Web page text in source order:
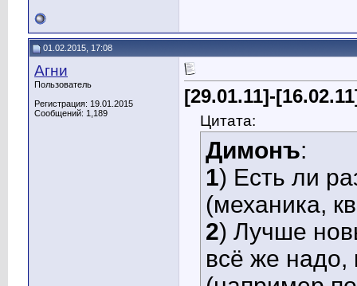
01.02.2015, 17:08
Агни
Пользователь
Регистрация: 19.01.2015
Сообщений: 1,189
[29.01.11]-
Цитата:
Димонъ:
1) Есть ли
(механика,
2) Лучше
всё же надо,